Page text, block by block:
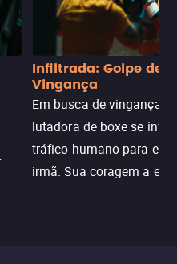
Infiltrada: Golpe de
Vingança
Em busca de vingança,
lutadora de boxe se
tráfico humano para
irmã. Sua coragem a